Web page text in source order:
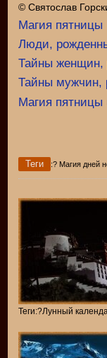
© Святослав
Магия пятницы
Люди,
Тайны женщин,
Тайны мужчин,
Магия
Теги :? Магия дней
Теги:?Лунный